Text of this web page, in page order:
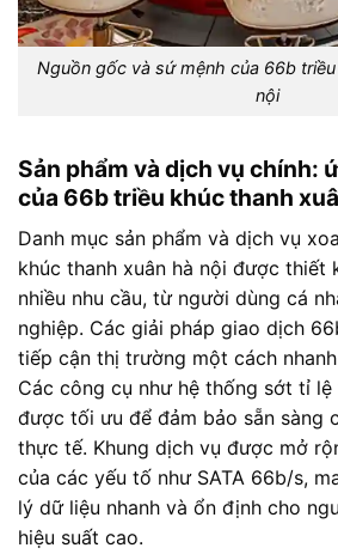
Nguồn gốc và sứ mệnh của 66b
nội
Sản phẩm và dịch vụ chính:
của 66b triều khúc thanh
Danh mục sản phẩm và dịch vụ
khúc thanh xuân hà nội được thiết
nhiều nhu cầu, từ người dùng cá
nghiệp. Các giải pháp giao dịch
tiếp cận thị trường một cách
Các công cụ như hệ thống sớt tỉ
được tối ưu để đảm bảo sẵn sàng
thực tế. Khung dịch vụ được mở
của các yếu tố như SATA 66b/s,
lý dữ liệu nhanh và ổn định cho
hiệu suất cao.